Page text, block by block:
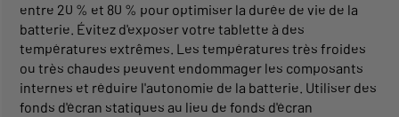
entre 20 % et 80 % pour optimiser la durée de vie de la
batterie. Évitez d'exposer votre tablette à des
températures extrêmes. Les températures très froides
ou très chaudes peuvent endommager les composants
internes et réduire l'autonomie de la batterie. Utiliser des
fonds d'écran statiques au lieu de fonds d'écran